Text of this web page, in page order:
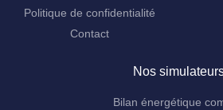
Politique de confidentialité
Contact
Nos
Bilan énergétique